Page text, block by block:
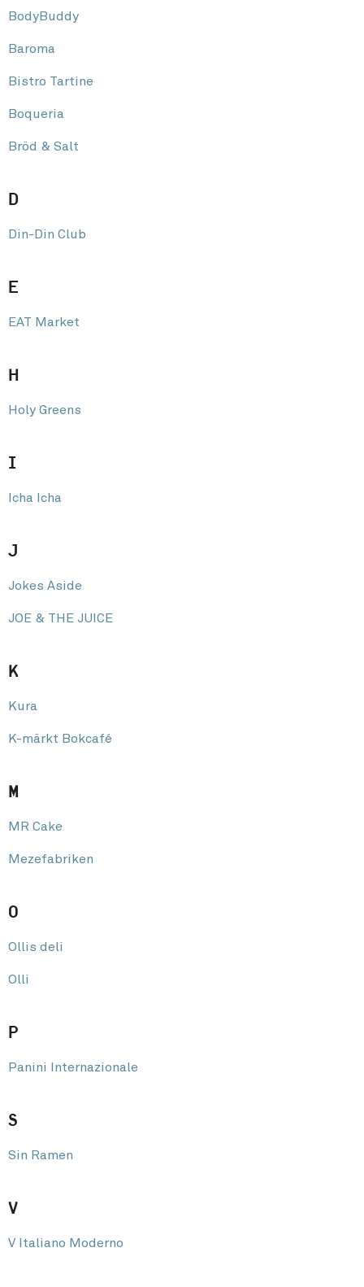
BodyBuddy
Baroma
Bistro Tartine
Boqueria
Bröd & Salt
D
Din-Din Club
E
EAT Market
H
Holy Greens
I
Icha Icha
J
Jokes Aside
JOE & THE JUICE
K
Kura
K-märkt Bokcafé
M
MR Cake
Mezefabriken
O
Ollis deli
Olli
P
Panini Internazionale
S
Sin Ramen
V
V Italiano Moderno